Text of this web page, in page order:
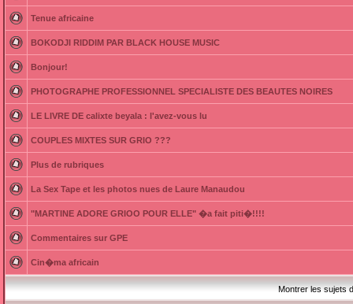
Tenue africaine
BOKODJI RIDDIM PAR BLACK HOUSE MUSIC
Bonjour!
PHOTOGRAPHE PROFESSIONNEL SPECIALISTE DES BEAUTES NOIRES
LE LIVRE DE calixte beyala : l'avez-vous lu
COUPLES MIXTES SUR GRIO ???
Plus de rubriques
La Sex Tape et les photos nues de Laure Manaudou
"MARTINE ADORE GRIOO POUR ELLE" �a fait piti�!!!!
Commentaires sur GPE
Cin�ma africain
Montrer les sujets